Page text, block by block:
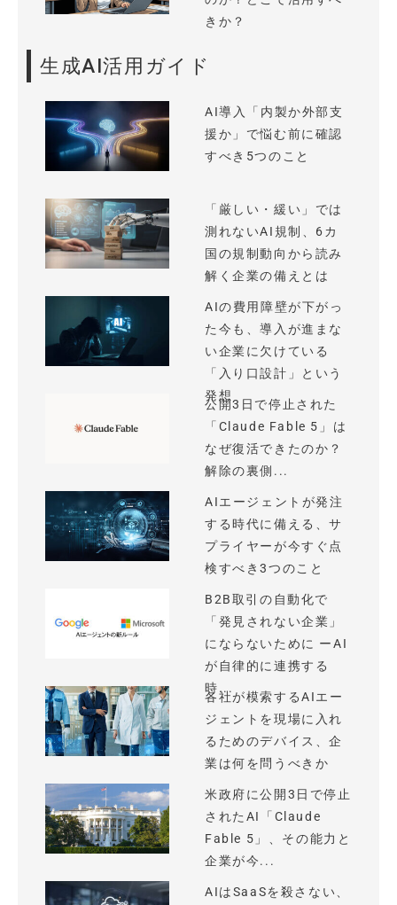
きか？
生成AI活用ガイド
AI導入「内製か外部支
援か」で悩む前に確認
すべき5つのこと
「厳しい・緩い」では
測れないAI規制、6カ
国の規制動向から読み
解く企業の備えとは
AIの費用障壁が下がっ
た今も、導入が進まな
い企業に欠けている
「入り口設計」という
発想
公開3日で停止された
「Claude Fable 5」は
なぜ復活できたのか？
解除の裏側...
AIエージェントが発注
する時代に備える、サ
プライヤーが今すぐ点
検すべき3つのこと
B2B取引の自動化で
「発見されない企業」
にならないために ーAI
が自律的に連携する
時...
各社が模索するAIエー
ジェントを現場に入れ
るためのデバイス、企
業は何を問うべきか
米政府に公開3日で停止
されたAI「Claude
Fable 5」、その能力と
企業が今...
AIはSaaSを殺さない、